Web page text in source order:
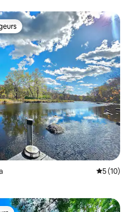
les plus appréciés
5 (10)